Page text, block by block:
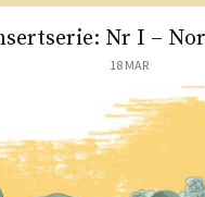
Nr I –
18 MAR